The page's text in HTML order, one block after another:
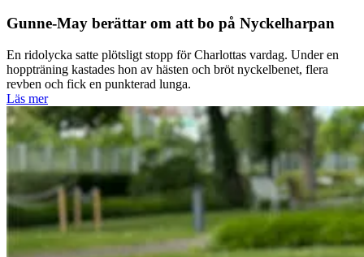
Gunne-May berättar om att bo på Nyckelharpan
En ridolycka satte plötsligt stopp för Charlottas vardag. Under en
hoppträning kastades hon av hästen och bröt nyckelbenet, flera
revben och fick en punkterad lunga.
Läs mer